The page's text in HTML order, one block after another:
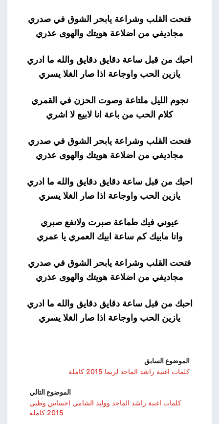
فتحت القلب وشراعة يابحر الشوق في صدري
مجاديفي من اضلاعة هويتك والهوى عذري
احبك من قبل ساعة دقايق دقايق والله ما ادري
يازين الحب واوجاعة اذا صار الغلا يسري
نجوم الليل ملتاعة وصوت الحزن في القمري
كلام الحب من باعة انا لابيع لا اشري
فتحت القلب وشراعة يابحر الشوق في صدري
مجاديفي من اضلاعة هويتك والهوى عذري
احبك من قبل ساعة دقايق دقايق والله ما ادري
يازين الحب واوجاعة اذا صار الغلا يسري
عيوني فيك طماعة صبرت ولانفع صبري
وانا مابيك كم ساعة ابيك العمري يا عمري
فتحت القلب وشراعة يابحر الشوق في صدري
مجاديفي من اضلاعة هويتك والهوى عذري
احبك من قبل ساعة دقايق دقايق والله ما ادري
يازين الحب واوجاعة اذا صار الغلا يسري
الموضوع السابق
كلمات اغنية راشد الماجد لربما 2015 كاملة
الموضوع التالي
كلمات اغنية راشد الماجد ووليد الشامي احساس وظبي
2015 كاملة